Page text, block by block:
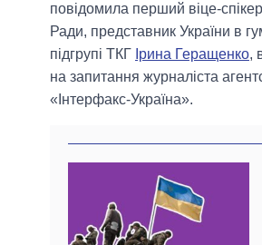
повідомила перший віце-
Ради, представник України в
підгрупі ТКГ Ірина Геращенко,
на запитання журналіста
«Інтерфакс-Україна».